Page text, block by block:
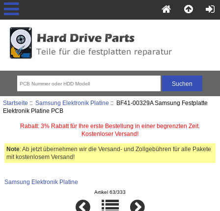
Startseite :: Samsung Elektronik Platine :: BF41-00329A Samsung Festplatte
Elektronik Platine PCB
Rabatt: 3% Rabatt für Ihre erste Bestellung in einer begrenzten Zeit.
Kostenloser Versand!
Note: Ab jetzt übernehmen wir die Versand- und Zollgebühren für alle Pakete
mit kostenlosem Versand!
Samsung Elektronik Platine
Artikel 63/333